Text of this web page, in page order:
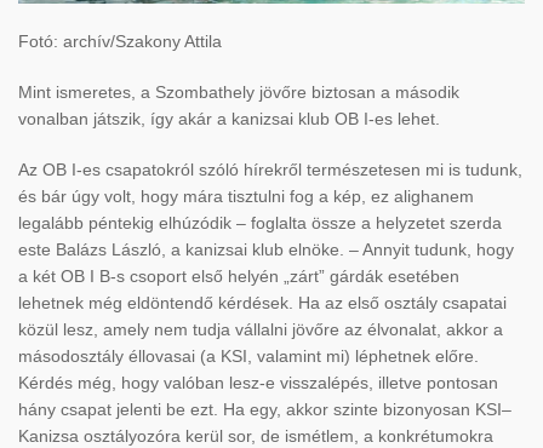
Fotó: archív/Szakony Attila
Mint ismeretes, a Szombathely jövőre biztosan a második
vonalban játszik, így akár a kanizsai klub OB I-es lehet.
Az OB I-es csapatokról szóló hírekről természetesen mi is tudunk,
és bár úgy volt, hogy mára tisztulni fog a kép, ez alighanem
legalább péntekig elhúzódik – foglalta össze a helyzetet szerda
este Balázs László, a kanizsai klub elnöke. – Annyit tudunk, hogy
a két OB I B-s csoport első helyén „zárt” gárdák esetében
lehetnek még eldöntendő kérdések. Ha az első osztály csapatai
közül lesz, amely nem tudja vállalni jövőre az élvonalat, akkor a
másodosztály éllovasai (a KSI, valamint mi) léphetnek előre.
Kérdés még, hogy valóban lesz-e visszalépés, illetve pontosan
hány csapat jelenti be ezt. Ha egy, akkor szinte bizonyosan KSI–
Kanizsa osztályozóra kerül sor, de ismétlem, a konkrétumokra